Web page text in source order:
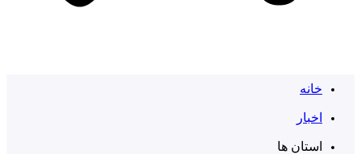
خانه
اخبار
استان ها